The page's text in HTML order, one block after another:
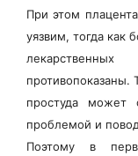
При этом
уязвим, тогда как
противопоказаны.
простуда может
проблемой и
Поэтому в